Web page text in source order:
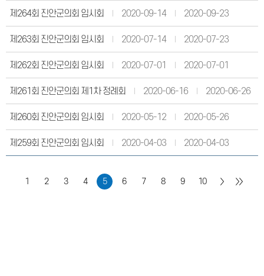
제264회 진안군의회 임시회 2020-09-14 2020-09-23
제263회 진안군의회 임시회 2020-07-14 2020-07-23
제262회 진안군의회 임시회 2020-07-01 2020-07-01
제261회 진안군의회 제1차 정례회 2020-06-16 2020-06-26
제260회 진안군의회 임시회 2020-05-12 2020-05-26
제259회 진안군의회 임시회 2020-04-03 2020-04-03
1 2 3 4 5 6 7 8 9 10